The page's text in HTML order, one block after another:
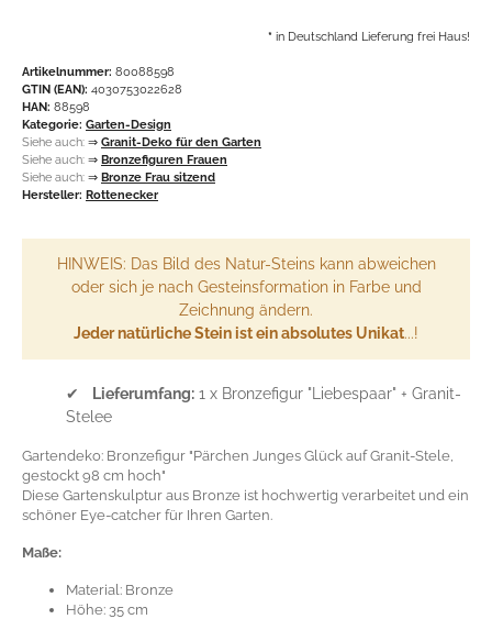
* in Deutschland Lieferung frei Haus!
Artikelnummer: 80088598
GTIN (EAN): 4030753022628
HAN: 88598
Kategorie: Garten-Design
Siehe auch: ⇒ Granit-Deko für den Garten
Siehe auch: ⇒ Bronzefiguren Frauen
Siehe auch: ⇒ Bronze Frau sitzend
Hersteller: Rottenecker
HINWEIS: Das Bild des Natur-Steins kann abweichen
oder sich je nach Gesteinsformation in Farbe und
Zeichnung ändern.
Jeder natürliche Stein ist ein absolutes Unikat...!
✔ Lieferumfang: 1 x Bronzefigur "Liebespaar" + Granit-
Stelee
Gartendeko: Bronzefigur "Pärchen Junges Glück auf Granit-Stele,
gestockt 98 cm hoch"
Diese Gartenskulptur aus Bronze ist hochwertig verarbeitet und ein
schöner Eye-catcher für Ihren Garten.
Maße:
Material: Bronze
Höhe: 35 cm